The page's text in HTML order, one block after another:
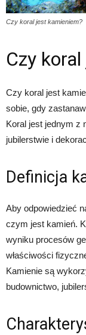
Czy koral jest kamieniem?
Czy
Czy koral jest
sobie, gdy
Koral jest jednym z
jubilerstwie i
Definicja
Aby odpowiedzieć
czym jest kamień.
wyniku procesów
właściwości
Kamienie są
budownictwo,